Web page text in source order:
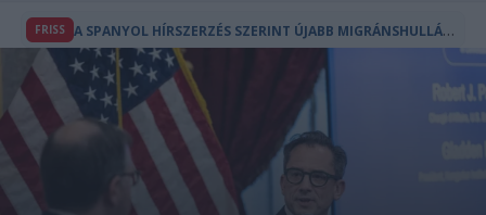
FRISS A
SPANYOL HÍRSZERZÉS SZERINT ÚJABB MIGRÁNSHULLÁM INDULHAT CEUTA FELÉ